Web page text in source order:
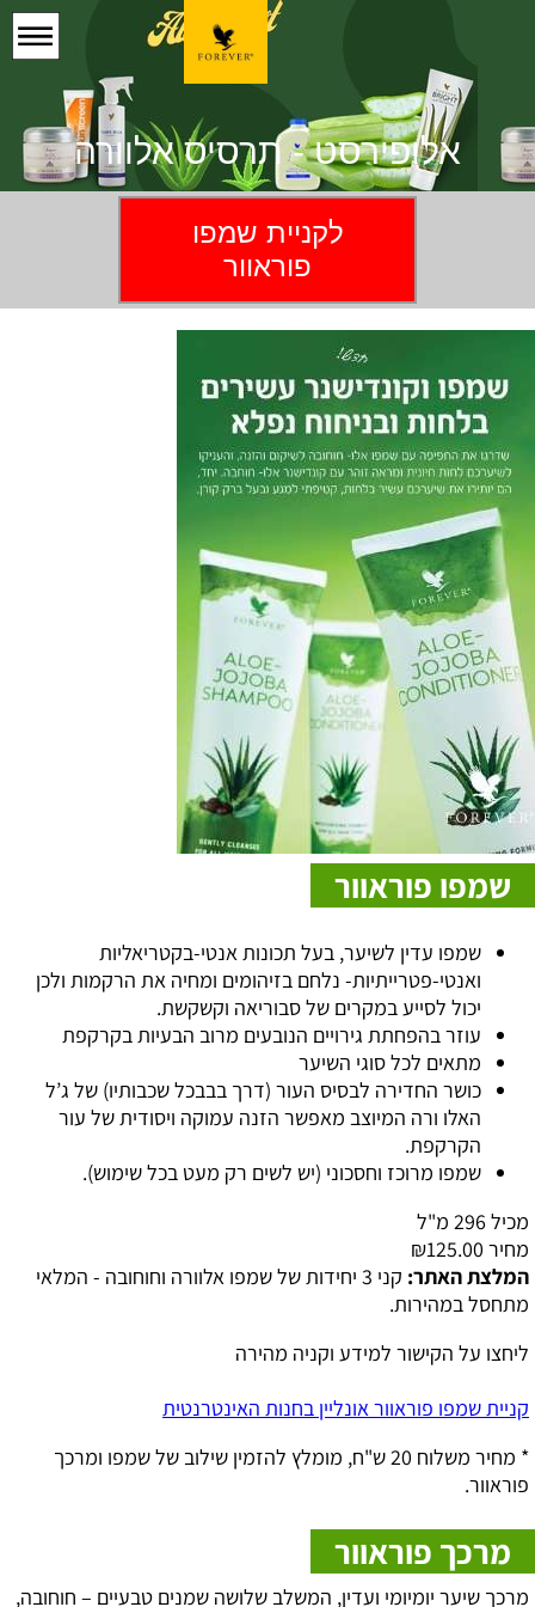
אלופירסט - תרסיס אלוורה
לקניית שמפו
פוראוור
שמפו פוראוור
שמפו עדין לשיער, בעל תכונות אנטי-בקטריאליות
ואנטי-פטרייתיות- נלחם בזיהומים ומחיה את הרקמות ולכן
יכול לסייע במקרים של סבוריאה וקשקשת.
עוזר בהפחתת גירויים הנובעים מרוב הבעיות בקרקפת
מתאים לכל סוגי השיער
כושר החדירה לבסיס העור (דרך בבבכל שכבותיו) של ג’ל
האלו ורה המיוצב מאפשר הזנה עמוקה ויסודית של עור
הקרקפת.
שמפו מרוכז וחסכוני (יש לשים רק מעט בכל שימוש).
מכיל 296 מ"ל
מחיר ₪125.00
המלצת האתר:
קני 3 יחידות של שמפו אלוורה וחוחובה - המלאי
מתחסל במהירות.
ליחצו על הקישור למידע וקניה מהירה
קניית שמפו פוראוור אונליין בחנות האינטרנטית
* מחיר משלוח 20 ש"ח, מומלץ להזמין שילוב של שמפו ומרכך
פוראוור.
מרכך פוראוור
מרכך שיער יומיומי ועדין, המשלב שלושה שמנים טבעיים – חוחובה,